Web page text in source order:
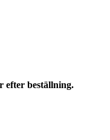
efter beställning.